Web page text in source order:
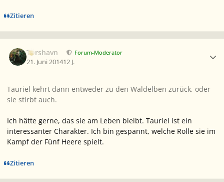
Zitieren
Torshavn Forum-Moderator
21. Juni 201412 J.
Tauriel kehrt dann entweder zu den Waldelben zurück, oder
sie stirbt auch.
Ich hätte gerne, das sie am Leben bleibt. Tauriel ist ein
interessanter Charakter. Ich bin gespannt, welche Rolle sie im
Kampf der Fünf Heere spielt.
Zitieren